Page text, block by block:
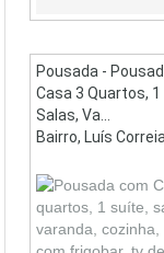
Pousada -
Casa 3 Quartos, 1
Salas, Va...
Bairro, Luís